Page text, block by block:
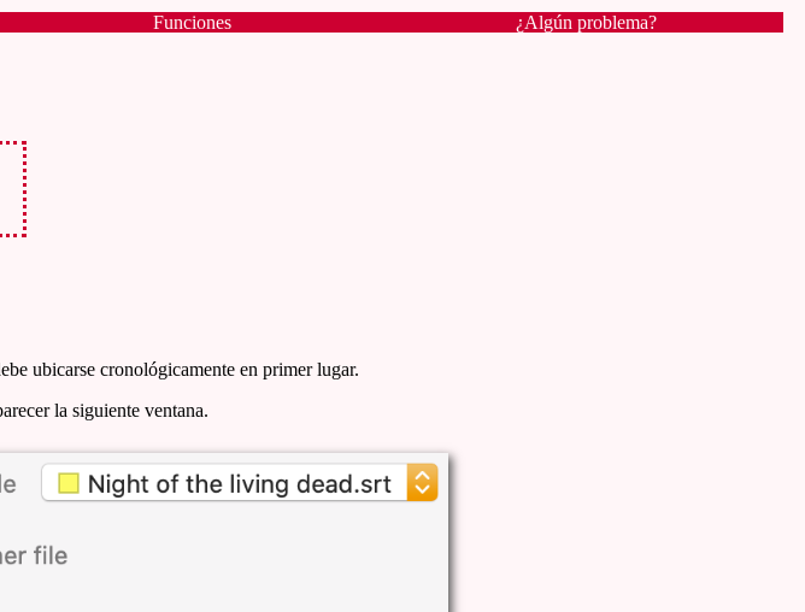
Funciones ¿Algún problema?
ubicarse cronológicamente en primer lugar.
la siguiente ventana.